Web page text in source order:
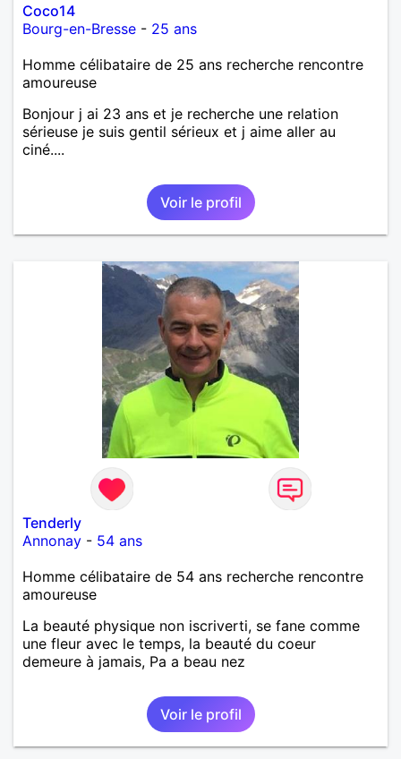
Coco14
Bourg-en-Bresse - 25 ans
Homme célibataire de 25 ans recherche rencontre
amoureuse
Bonjour j ai 23 ans et je recherche une relation
sérieuse je suis gentil sérieux et j aime aller au
ciné....
Voir le profil
Tenderly
Annonay - 54 ans
Homme célibataire de 54 ans recherche rencontre
amoureuse
La beauté physique non iscriverti, se fane comme
une fleur avec le temps, la beauté du coeur
demeure à jamais, Pa a beau nez
Voir le profil